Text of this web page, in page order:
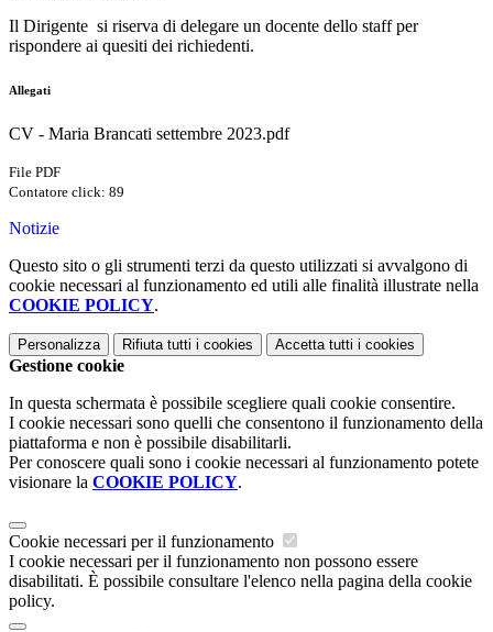
Il Dirigente si riserva di delegare un docente dello staff per
rispondere ai quesiti dei richiedenti.
Allegati
CV - Maria Brancati settembre 2023.pdf
File PDF
Contatore click: 89
Notizie
Questo sito o gli strumenti terzi da questo utilizzati si avvalgono di
cookie necessari al funzionamento ed utili alle finalità illustrate nella
COOKIE POLICY.
Personalizza Rifiuta tutti i cookies Accetta tutti i cookies
Gestione cookie
In questa schermata è possibile scegliere quali cookie consentire.
I cookie necessari sono quelli che consentono il funzionamento della
piattaforma e non è possibile disabilitarli.
Per conoscere quali sono i cookie necessari al funzionamento potete
visionare la COOKIE POLICY.
Cookie necessari per il funzionamento
I cookie necessari per il funzionamento non possono essere
disabilitati. È possibile consultare l'elenco nella pagina della cookie
policy.